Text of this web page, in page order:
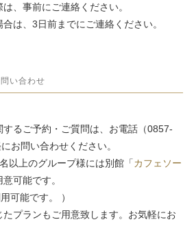
、事前にご連絡ください。
は、3日前までにご連絡ください。
い合わせ
るご予約・ご質問は、お電話（0857-
お問い合わせください。
上のグループ様には別館「カフェソー
意可能です。
可能です。 ）
プランもご用意致します。お気軽にお